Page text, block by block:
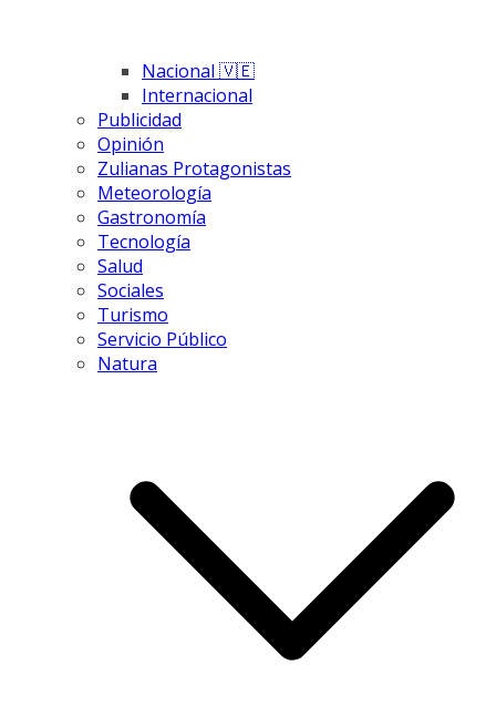
Nacional 🇻🇪
Internacional
Publicidad
Opinión
Zulianas Protagonistas
Meteorología
Gastronomía
Tecnología
Salud
Sociales
Turismo
Servicio Público
Natura